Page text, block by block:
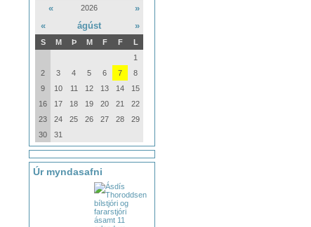
« 2026
»
«
ágúst »
S M Þ M F F
L
1
2
3 4 5 6 7
8
9
10 11 12 13 14
15
16
17 18 19 20 21
22
23
24 25 26 27 28
29
30
31
Úr myndasafni